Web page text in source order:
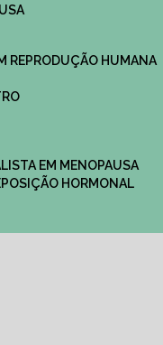
REPRODUÇÃO HUMANA
EM MENOPAUSA
HORMONAL